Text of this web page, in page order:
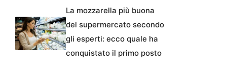
La mozzarella più buona
del supermercato secondo
gli esperti: ecco quale ha
conquistato il primo posto